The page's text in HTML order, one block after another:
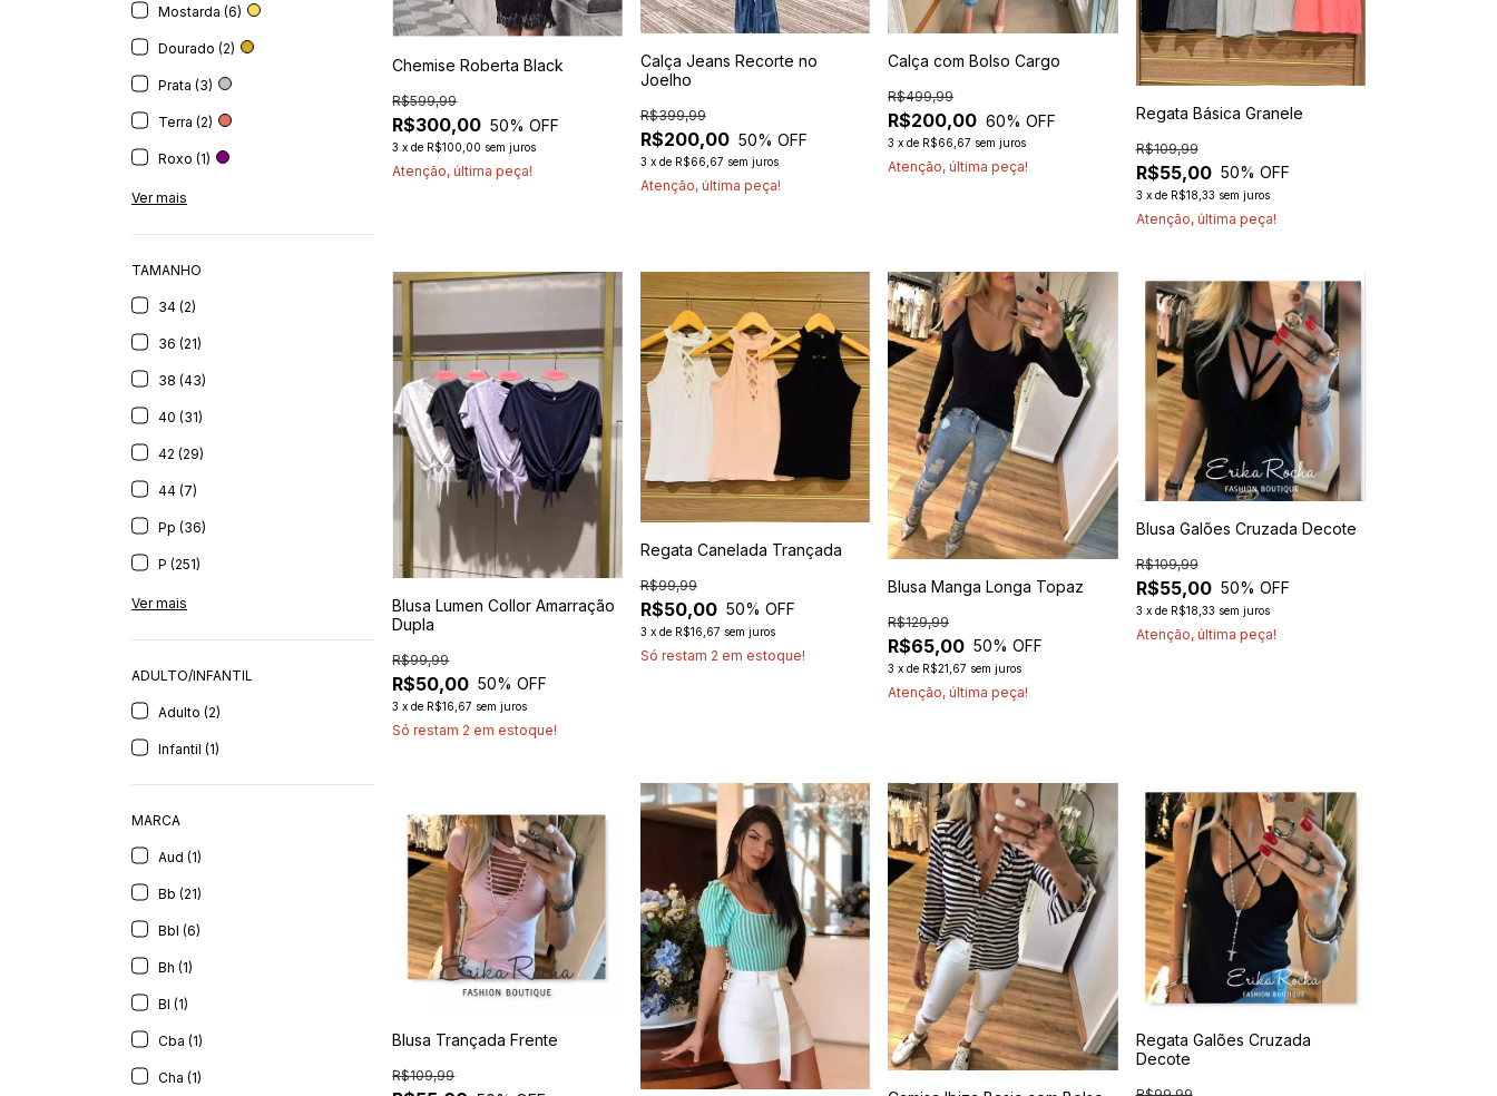
Mostarda (6)
Dourado (2)
Prata (3)
Terra (2)
Roxo (1)
Ver mais
TAMANHO
34 (2)
36 (21)
38 (43)
40 (31)
42 (29)
44 (7)
Pp (36)
P (251)
Ver mais
ADULTO/INFANTIL
Adulto (2)
Infantil (1)
MARCA
Aud (1)
Bb (21)
Bbl (6)
Bh (1)
Bl (1)
Cba (1)
Cha (1)
Chemise Roberta Black
R$300,00
R$599,99
50% OFF
3 xde R$100,00 sem juros
Atenção, última peça!
Calça Jeans Recorte no
Joelho
R$200,00
R$399,99
50% OFF
3 x de R$66,67 sem juros
Atenção, última peça!
Calça com Bolso Cargo
R$200,00
R$499,99
60% OFF
3 xde R$66,67 sem juros
Atenção, última peça!
Regata Básica Granele
R$55,00
R$109,99
50% OFF
3 x de R$18,33 sem juros
Atenção, última peça!
Blusa Lumen Collor Amarração
Dupla
R$50,00
R$99,99
50% OFF
3 xde R$16,67 sem juros
Só restam 2 em estoque!
Regata Canelada Trançada
R$50,00
R$99,99
50% OFF
3 x de R$16,67 sem juros
Só restam 2 em estoque!
Blusa Manga Longa Topaz
R$65,00
R$129,99
50% OFF
3 xde R$21,67 sem juros
Atenção, última peça!
Blusa Galões Cruzada Decote
R$55,00
R$109,99
50% OFF
3 x de R$18,33 sem juros
Atenção, última peça!
Blusa Trançada Frente
R$109,99
Regata Galões Cruzada
Decote